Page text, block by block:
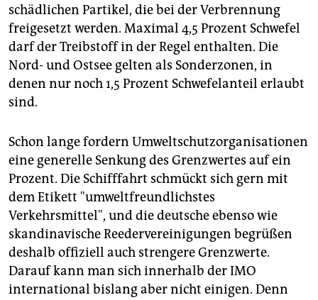
schädlichen Partikel, die bei der Verbrennung
freigesetzt werden. Maximal 4,5 Prozent Schwefel
darf der Treibstoff in der Regel enthalten. Die
Nord- und Ostsee gelten als Sonderzonen, in
denen nur noch 1,5 Prozent Schwefelanteil erlaubt
sind.
Schon lange fordern Umweltschutzorganisationen
eine generelle Senkung des Grenzwertes auf ein
Prozent. Die Schifffahrt schmückt sich gern mit
dem Etikett "umweltfreundlichstes
Verkehrsmittel", und die deutsche ebenso wie
skandinavische Reedervereinigungen begrüßen
deshalb offiziell auch strengere Grenzwerte.
Darauf kann man sich innerhalb der IMO
international bislang aber nicht einigen. Denn